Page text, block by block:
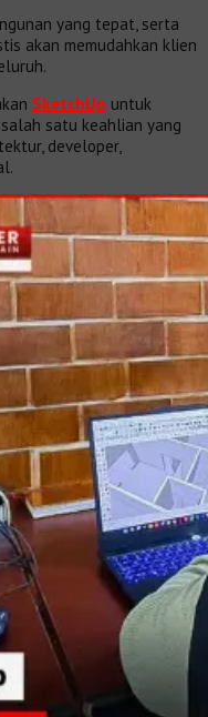
yang tepat, serta
akan memudahkan klien
SketchUp untuk
satu keahlian yang
developer,